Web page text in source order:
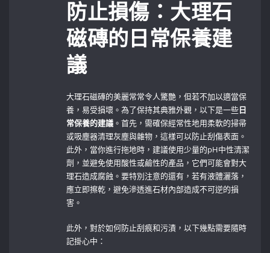
防止損傷：大理石
磁磚的日常保養建
議
大理石磁磚的美麗常常令人驚艷，但若不加以適當保
養，易受損壞。為了保持其典雅外觀，以下是一些日
常保養的建議 。首先，需確保經常性地用柔軟的掃帚
或吸塵器清理灰塵與雜物，這樣可以防止刮傷表面。
此外，當你進行拖地時，建議使用少量的pH中性清潔
劑，並避免使用酸性或鹼性的產品，它們可能會對大
理石造成腐蝕。要特別注意的還有，若有液體灑落，
應立即擦乾，避免滲透進石材內部造成不可逆的損
害。
此外，對於如何防止刮痕和污漬，以下幾點需要隨時
記掛心中：